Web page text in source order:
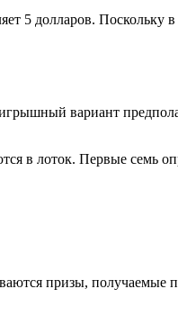
5 долларов. Поскольку в
вариант
в лоток. Первые семь
призы, получаемые